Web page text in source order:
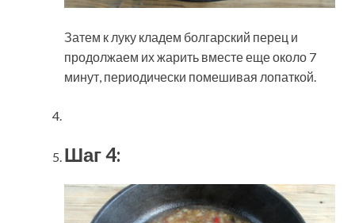
Затем к луку кладем болгарский перец и
продолжаем их жарить вместе еще около 7
минут, периодически помешивая лопаткой.
Шаг 4: